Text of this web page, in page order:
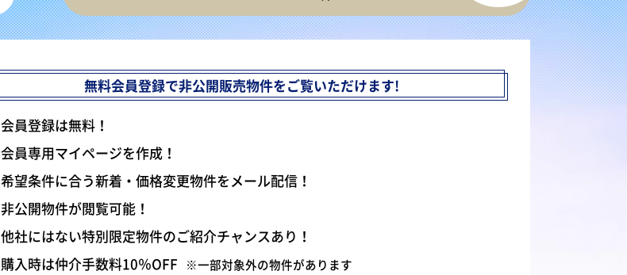
無料会員登録で非公開販売物件をご覧いただけます!
会員登録は無料！
会員専用マイページを作成！
希望条件に合う新着・価格変更物件をメール配信！
非公開物件が閲覧可能！
他社にはない特別限定物件のご紹介チャンスあり！
購入時は仲介手数料10％OFF ※一部対象外の物件があります